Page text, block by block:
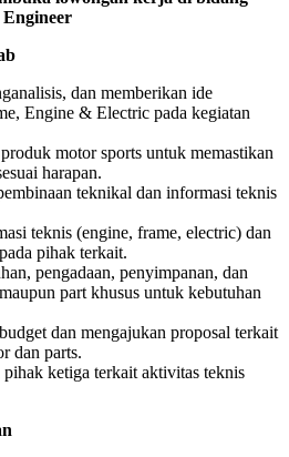
dan memberikan ide
Engine & Electric pada kegiatan
motor sports untuk memastikan
harapan.
teknikal dan informasi teknis
teknis (engine, frame, electric) dan
pihak terkait.
pengadaan, penyimpanan, dan
part khusus untuk kebutuhan
dan mengajukan proposal terkait
dan parts.
ketiga terkait aktivitas teknis